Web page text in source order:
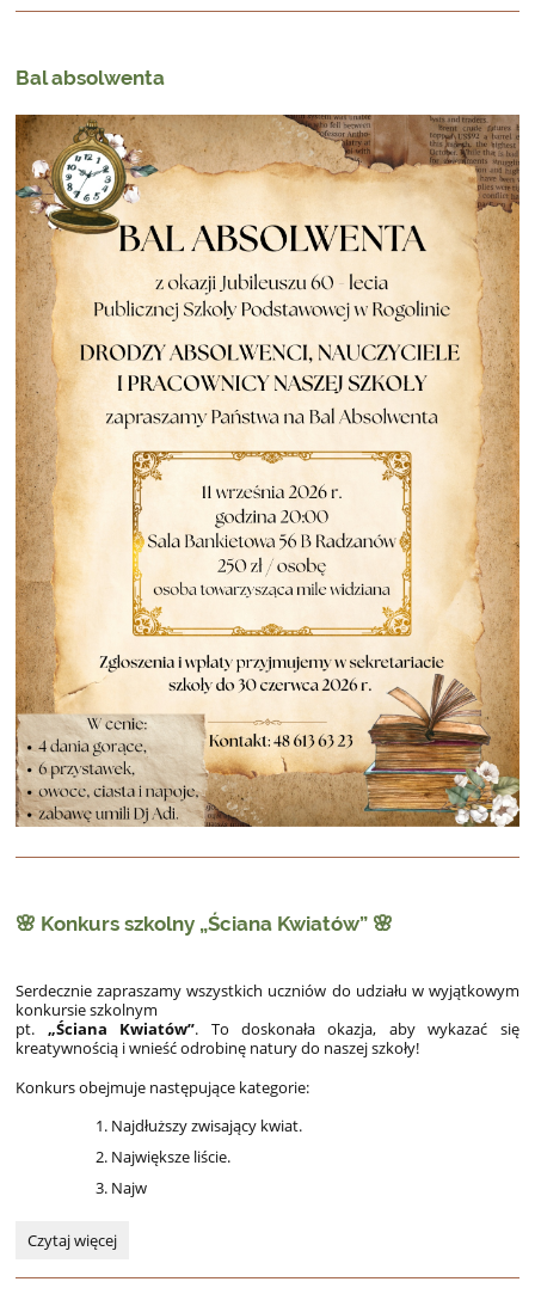
Bal absolwenta
🌸 Konkurs szkolny „Ściana Kwiatów” 🌸
Serdecznie zapraszamy wszystkich uczniów do udziału w wyjątkowym
konkursie szkolnym
pt. „Ściana Kwiatów”. To doskonała okazja, aby wykazać się
kreatywnością i wnieść odrobinę natury do naszej szkoły!
Konkurs obejmuje następujące kategorie:
Najdłuższy zwisający kwiat.
Największe liście.
Najw
🌸
szkolny
Czytaj więcej